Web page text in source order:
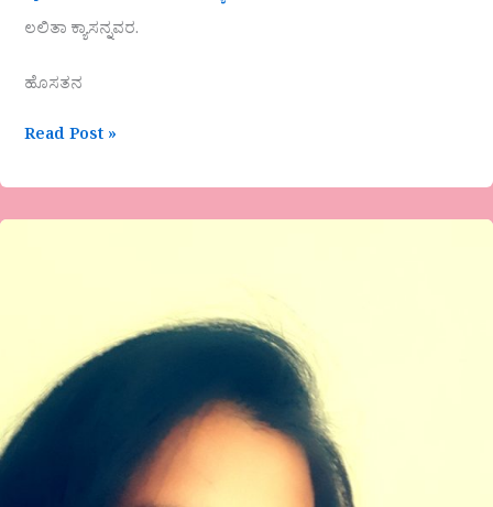
ಲಲಿತಾ ಕ್ಯಾಸನ್ನವರ.
ಹೊಸತನ
Read Post »